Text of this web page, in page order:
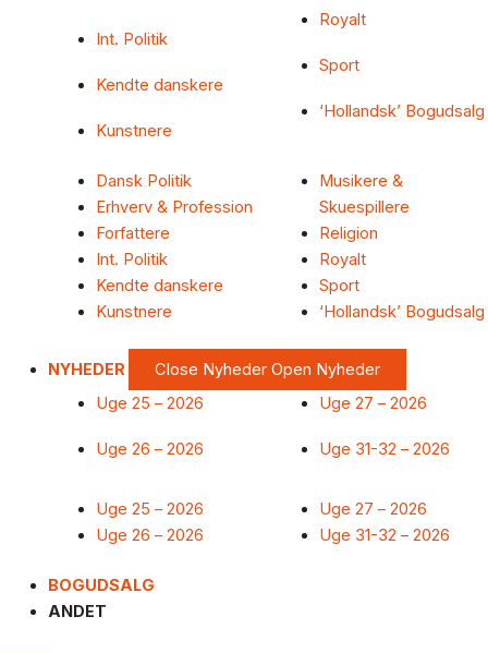
Int. Politik
Kendte danskere
Kunstnere
Royalt
Sport
‘Hollandsk’ Bogudsalg
Dansk Politik
Erhverv & Profession
Forfattere
Int. Politik
Kendte danskere
Kunstnere
Musikere &
Skuespillere
Religion
Royalt
Sport
‘Hollandsk’ Bogudsalg
NYHEDER Close Nyheder Open Nyheder
Uge 25 – 2026
Uge 26 – 2026
Uge 27 – 2026
Uge 31-32 – 2026
Uge 25 – 2026
Uge 26 – 2026
Uge 27 – 2026
Uge 31-32 – 2026
BOGUDSALG
ANDET